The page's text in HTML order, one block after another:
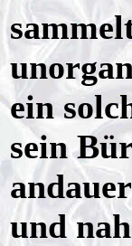
ein
sein
und